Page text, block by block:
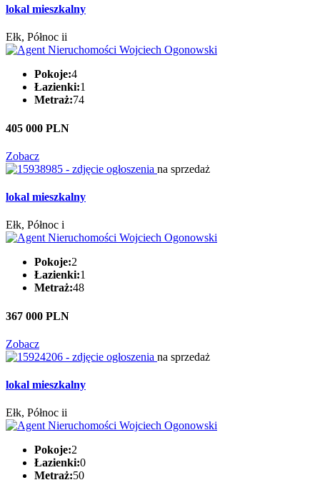
lokal mieszkalny
Ełk, Północ ii
Pokoje:4
Łazienki:1
Metraż:74
405 000 PLN
Zobacz
na sprzedaż
lokal mieszkalny
Ełk, Północ i
Pokoje:2
Łazienki:1
Metraż:48
367 000 PLN
Zobacz
na sprzedaż
lokal mieszkalny
Ełk, Północ ii
Pokoje:2
Łazienki:0
Metraż:50